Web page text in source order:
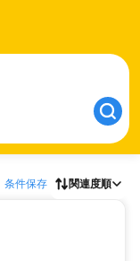
条件保存 関連度順